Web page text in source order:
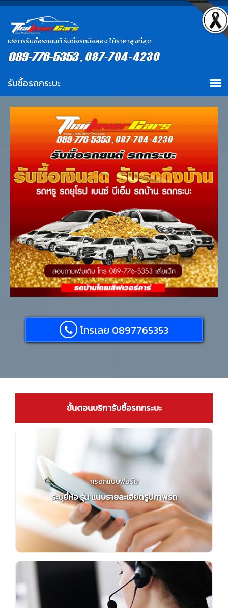
บริการรับซื้อรถยนต์ รับซื้อรถมือสอง ให้ราคาสูงที่สุด
โทรเลย 0897765353
ขั้นตอนบริการับซื้อรถกระบะ
กรอกแบบฟอร์ม
ระบุยี่ห้อ รุ่น แนบรายละเอียดรูปภาพรถ